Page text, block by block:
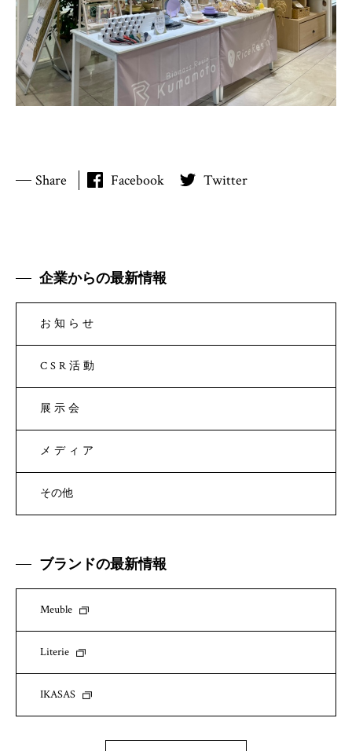
Share Facebook Twitter
企業からの最新情報
お知らせ
CSR活動
展示会
メディア
その他
ブランドの最新情報
Meuble
Literie
IKASAS